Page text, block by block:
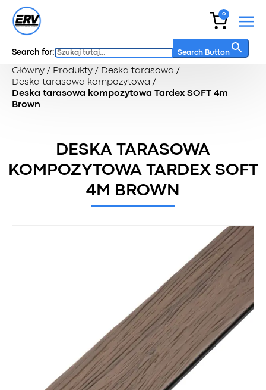
0
Search for: Search Button
Główny / Produkty / Deska tarasowa /
Deska tarasowa kompozytowa /
Deska tarasowa kompozytowa Tardex SOFT 4m
Brown
DESKA TARASOWA
KOMPOZYTOWA TARDEX SOFT
4M BROWN